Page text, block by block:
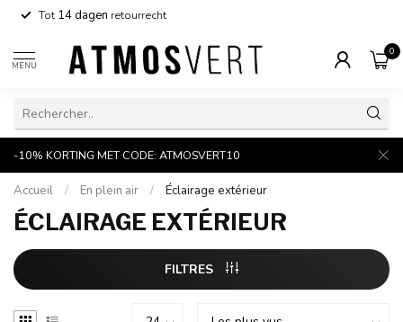
Tot14 dagen retourrecht
MENU
0
-10% KORTING MET CODE: ATMOSVERT10
Accueil / En plein air / Éclairage extérieur
ÉCLAIRAGE EXTÉRIEUR
FILTRES